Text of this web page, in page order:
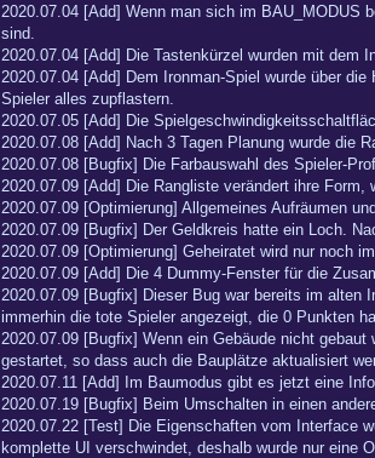
2020.07.04 [Add] Wenn man sich im BAU_MODUS
sind.
2020.07.04 [Add] Die Tastenkürzel wurden mit dem
2020.07.04 [Add] Dem Ironman-Spiel wurde über
Spieler alles zupflastern.
2020.07.05 [Add] Die
2020.07.08 [Add] Nach 3 Tagen Planung wurde die
2020.07.08 [Bugfix] Die Farbauswahl des Spieler-
2020.07.09 [Add] Die Rangliste verändert ihre Form,
2020.07.09 [Optimierung] Allgemeines Aufräumen
2020.07.09 [Bugfix] Der Geldkreis hatte ein Loch.
2020.07.09 [Optimierung] Geheiratet wird nur noch
2020.07.09 [Add] Die 4 Dummy-Fenster für die
2020.07.09 [Bugfix] Dieser Bug war bereits im alten
immerhin die tote Spieler angezeigt, die 0 Punkten
2020.07.09 [Bugfix] Wenn ein Gebäude nicht
gestartet, so dass auch die Bauplätze aktualisiert
2020.07.11 [Add] Im Baumodus gibt es jetzt eine
2020.07.19 [Bugfix] Beim Umschalten in einen
2020.07.22 [Test] Die Eigenschaften vom Interface
komplette UI verschwindet, deshalb wurde nur eine